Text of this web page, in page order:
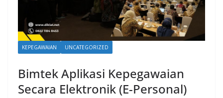
KEPEGAWAIAN UNCATEGORIZED
Bimtek Aplikasi Kepegawaian
Secara Elektronik (E-Personal)